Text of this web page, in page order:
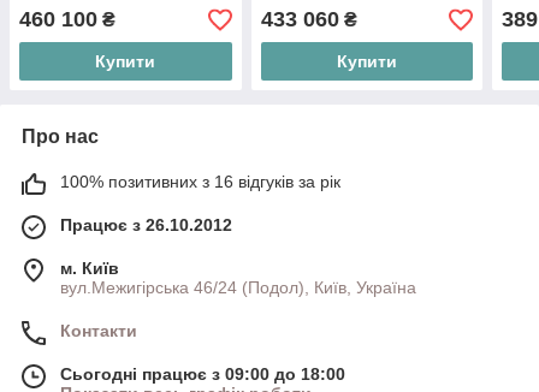
460 100 ₴
Купити
433 060₴
Купити
Про нас
100% позитивних з 16 відгуків за рік
Працює з 26.10.2012
м. Київ
вул.Межигірська 46/24 (Подол), Київ, Україна
Контакти
Сьогодні працює з 09:00 до 18:00